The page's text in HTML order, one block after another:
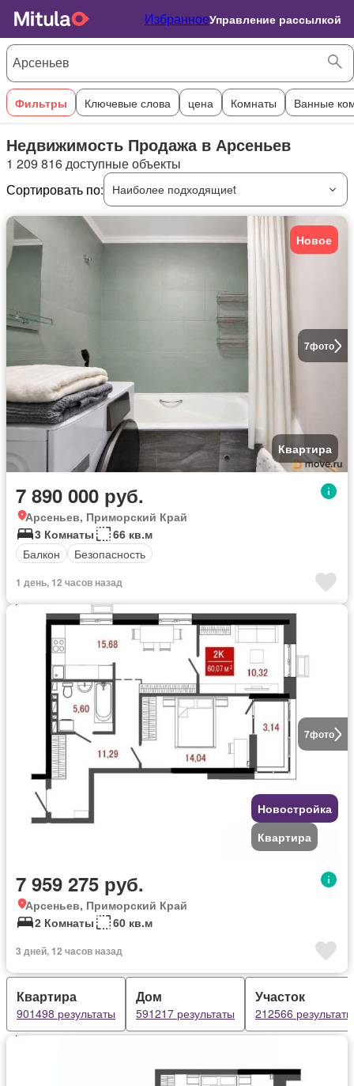
ИзбранноеУправление рассылкой
Фильтры Ключевые слова цена Комнаты Ванные
Недвижимость Продажа в Арсеньев
1 209 816 доступные объекты
Сортировать по:
Наиболее подходящиеt
7фото
Новое
Квартира
7 890 000 руб.
Арсеньев, Приморский Край
3 Комнаты
66 кв.м
Балкон
Безопасность
1 день, 12 часов назад
7фото
Новостройка
Квартира
7 959 275 руб.
Арсеньев, Приморский Край
2 Комнаты
60 кв.м
3 дней, 12 часов назад
Квартира
901498 результаты
Дом
591217 результаты
Участок
212566 результаты